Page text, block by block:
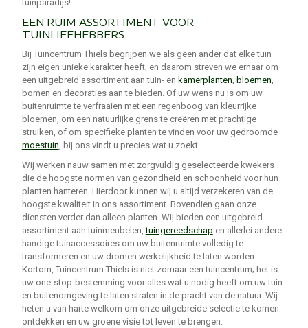
tuinparadijs!
EEN RUIM ASSORTIMENT VOOR
TUINLIEFHEBBERS
Bij Tuincentrum Thiels begrijpen we als geen ander dat elke tuin
zijn eigen unieke karakter heeft, en daarom streven we ernaar om
een uitgebreid assortiment aan tuin- en kamerplanten, bloemen,
bomen en decoraties aan te bieden. Of uw wens nu is om uw
buitenruimte te verfraaien met een regenboog van kleurrijke
bloemen, om een natuurlijke grens te creëren met prachtige
struiken, of om specifieke planten te vinden voor uw gedroomde
moestuin, bij ons vindt u precies wat u zoekt.
Wij werken nauw samen met zorgvuldig geselecteerde kwekers
die de hoogste normen van gezondheid en schoonheid voor hun
planten hanteren. Hierdoor kunnen wij u altijd verzekeren van de
hoogste kwaliteit in ons assortiment. Bovendien gaan onze
diensten verder dan alleen planten. Wij bieden een uitgebreid
assortiment aan tuinmeubelen,tuingereedschap en allerlei andere
handige tuinaccessoires om uw buitenruimte volledig te
transformeren en uw dromen werkelijkheid te laten worden.
Kortom, Tuincentrum Thiels is niet zomaar een tuincentrum; het is
uw one-stop-bestemming voor alles wat u nodig heeft om uw tuin
en buitenomgeving te laten stralen in de pracht van de natuur. Wij
heten u van harte welkom om onze uitgebreide selectie te komen
ontdekken en uw groene visie tot leven te brengen.